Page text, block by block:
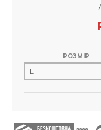
РОЗМІР